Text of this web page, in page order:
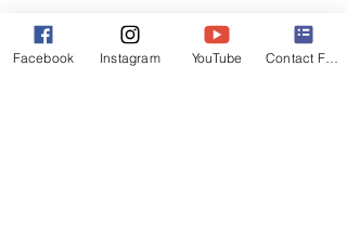
Facebook Instagram YouTube Contact Form